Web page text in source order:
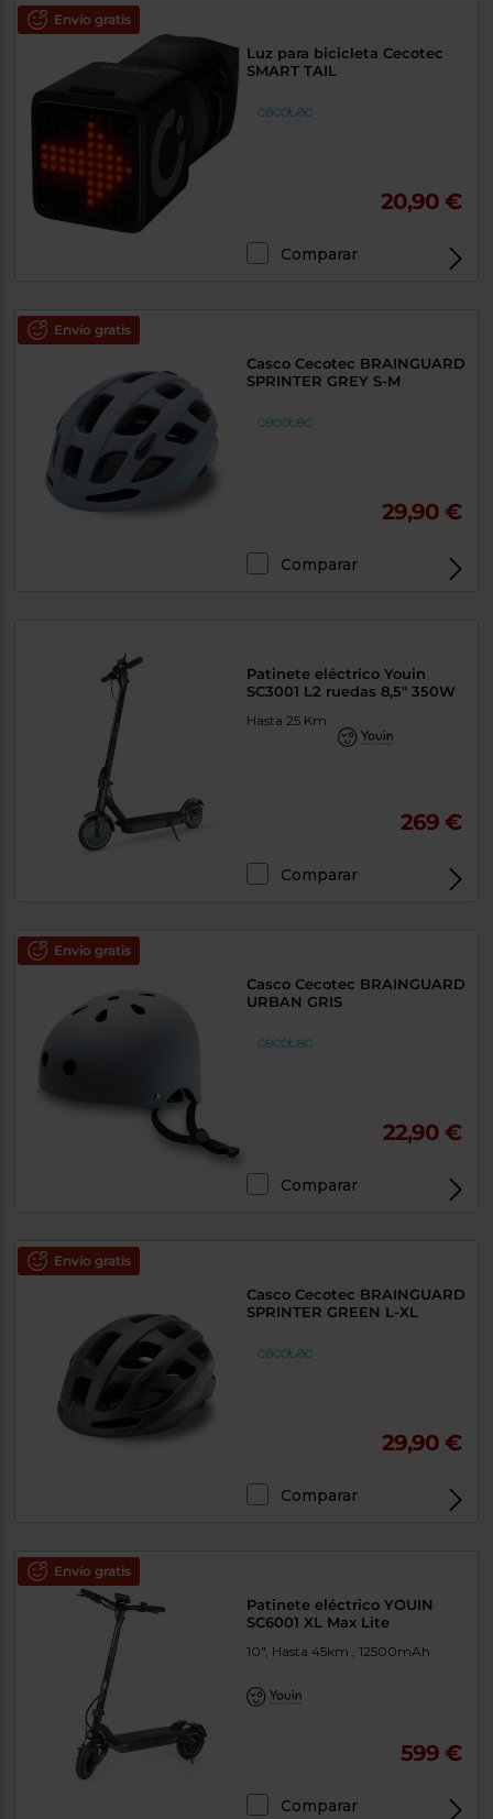
Envío gratis
Luz para bicicleta Cecotec
SMART TAIL
20,90 €
Comparar
Envío gratis
Casco Cecotec BRAINGUARD
SPRINTER GREY S-M
29,90 €
Comparar
Patinete eléctrico Youin
SC3001 L2 ruedas 8,5" 350W
Hasta 25 Km
269 €
Comparar
Envío gratis
Casco Cecotec BRAINGUARD
URBAN GRIS
22,90 €
Comparar
Envío gratis
Casco Cecotec BRAINGUARD
SPRINTER GREEN L-XL
29,90 €
Comparar
Envío gratis
Patinete eléctrico YOUIN
SC6001 XL Max Lite
10", Hasta 45km , 12500mAh
599 €
Comparar